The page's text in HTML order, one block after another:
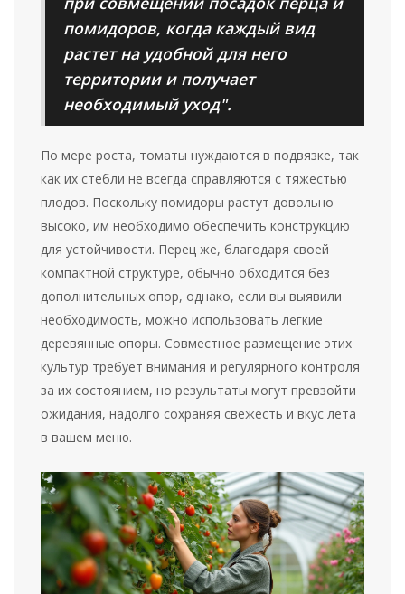
помидоров, когда каждый вид
растет на удобной для него
территории и получает
необходимый уход".
По мере роста, томаты нуждаются в подвязке, так
как их стебли не всегда справляются с тяжестью
плодов. Поскольку помидоры растут довольно
высоко, им необходимо обеспечить конструкцию
для устойчивости. Перец же, благодаря своей
компактной структуре, обычно обходится без
дополнительных опор, однако, если вы выявили
необходимость, можно использовать лёгкие
деревянные опоры. Совместное размещение этих
культур требует внимания и регулярного контроля
за их состоянием, но результаты могут превзойти
ожидания, надолго сохраняя свежесть и вкус лета
в вашем меню.